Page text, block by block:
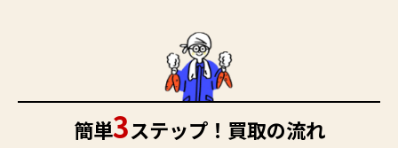
簡単3ステップ！買取の流れ